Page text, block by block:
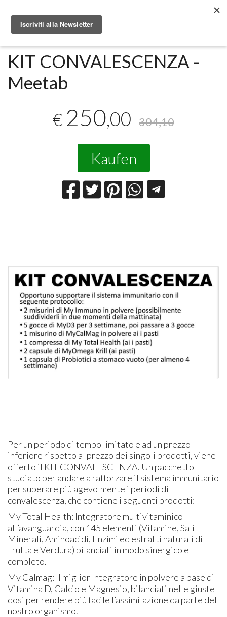
KIT CONVALESCENZA -
Meetab
€ 250,00 304,10
Kaufen
Per un periodo di tempo limitato e ad un prezzo
inferiore rispetto al prezzo dei singoli prodotti, viene
offerto il KIT CONVALESCENZA. Un pacchetto
studiato per andare a rafforzare il sistema immunitario
per superare più agevolmente i periodi di
convalescenza, che contiene i seguenti prodotti:
My Total Health: Integratore multivitaminico
all’avanguardia, con 145 elementi (Vitamine, Sali
Minerali, Aminoacidi, Enzimi ed estratti naturali di
Frutta e Verdura) bilanciati in modo sinergico e
completo.
My Calmag: Il miglior Integratore in polvere a base di
Vitamina D, Calcio e Magnesio, bilanciati nelle giuste
dosi per rendere più facile l’assimilazione da parte del
nostro organismo.